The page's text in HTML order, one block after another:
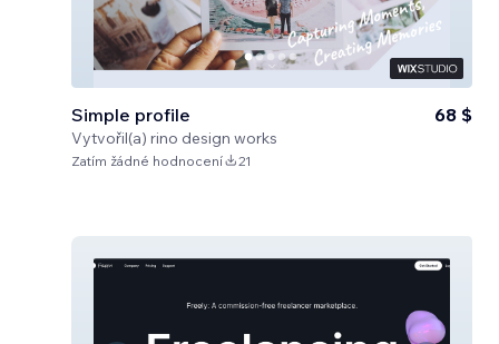
Simple profile
Vytvořil(a) rino design works
68 $
Zatím žádné hodnocení 21